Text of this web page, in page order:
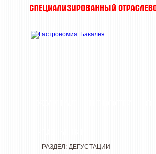
РАЗДЕЛ: ДЕГУСТАЦИИ